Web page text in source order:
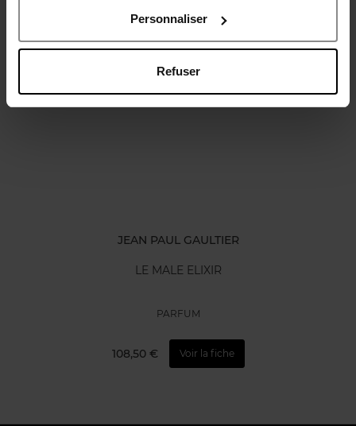
Personnaliser
Refuser
Politique relative aux avis des clients
Oublié quelque chose ?
JEAN PAUL GAULTIER
LE MALE ELIXIR
PARFUM
108,50 € Voir la fiche